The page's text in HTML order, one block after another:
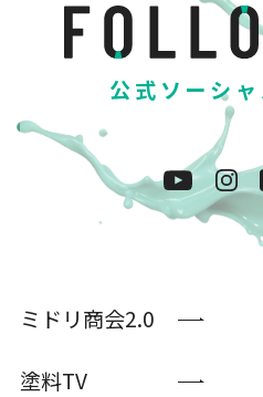
公式ソーシ
ミドリ商会2.0
塗料TV